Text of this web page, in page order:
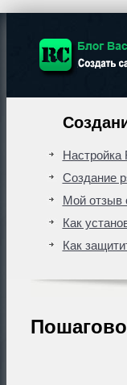
Настройка
Создание
Мой отзыв
Как
Как